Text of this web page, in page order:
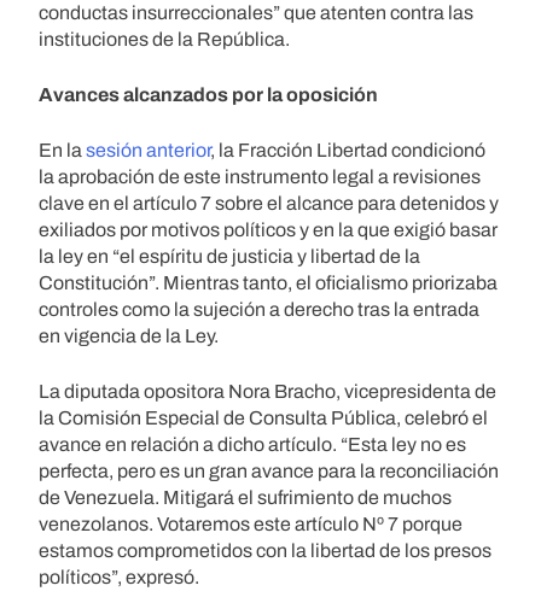
conductas insurreccionales” que atenten contra las
instituciones de la República.
Avances alcanzados por la oposición
En la sesión anterior, la Fracción Libertad condicionó
la aprobación de este instrumento legal a revisiones
clave en el artículo 7 sobre el alcance para detenidos y
exiliados por motivos políticos y en la que exigió basar
la ley en “el espíritu de justicia y libertad de la
Constitución”. Mientras tanto, el oficialismo priorizaba
controles como la sujeción a derecho tras la entrada
en vigencia de la Ley.
La diputada opositora Nora Bracho, vicepresidenta de
la Comisión Especial de Consulta Pública, celebró el
avance en relación a dicho artículo. “Esta ley no es
perfecta, pero es un gran avance para la reconciliación
de Venezuela. Mitigará el sufrimiento de muchos
venezolanos. Votaremos este artículo Nº 7 porque
estamos comprometidos con la libertad de los presos
políticos”, expresó.